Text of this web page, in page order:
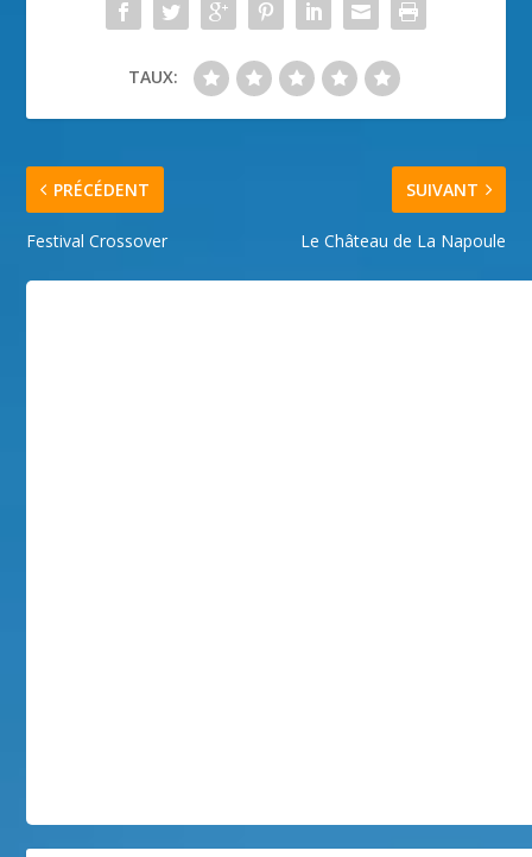
TAUX:
PRÉCÉDENT
Festival Crossover
SUIVANT
Le Château de La Napoule